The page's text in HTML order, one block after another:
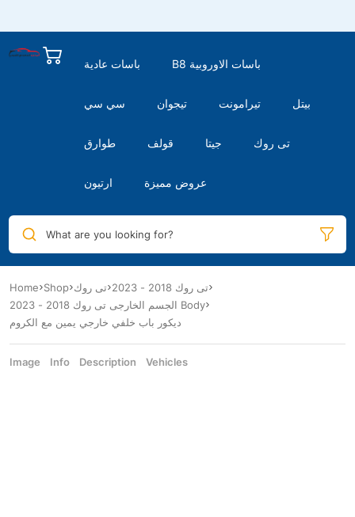
باسات عادية B8 باسات الاوروبية
سي سي تيجوان تيرامونت بيتل
طوارق قولف جيتا تى روك
ارتيون عروض مميزة
What are you looking for?
Home Shop تى روك
تى روك 2018 - 2023
الجسم الخارجى تى روك 2018 - 2023 Body
ديكور باب خلفي خارجي يمين مع الكروم
Image Info Description Vehicles